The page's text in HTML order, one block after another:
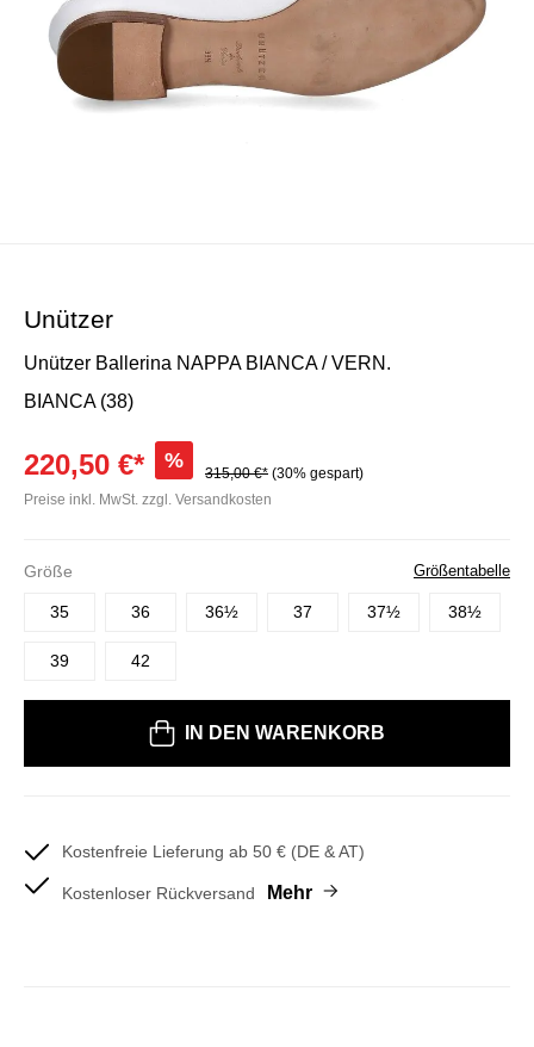
Unützer
Unützer Ballerina NAPPA BIANCA / VERN.
BIANCA (38)
220,50 €* %
315,00 €* (30% gespart)
Preise inkl. MwSt. zzgl. Versandkosten
Größe Größentabelle
35 36 36½ 37 37½ 38½
39 42
IN DEN WARENKORB
Kostenfreie Lieferung ab 50 € (DE & AT)
Kostenloser Rückversand Mehr